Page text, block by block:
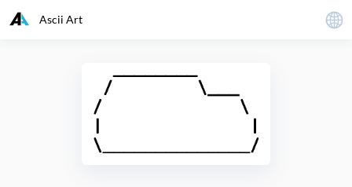
Ascii Art